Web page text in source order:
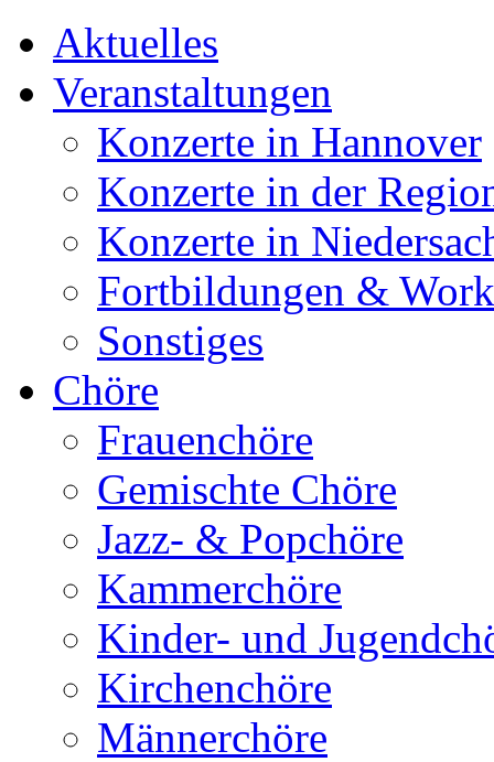
Aktuelles
Veranstaltungen
Konzerte in Hannover
Konzerte in der
Konzerte in
Fortbildungen &
Sonstiges
Chöre
Frauenchöre
Gemischte Chöre
Jazz- & Popchöre
Kammerchöre
Kinder- und
Kirchenchöre
Männerchöre